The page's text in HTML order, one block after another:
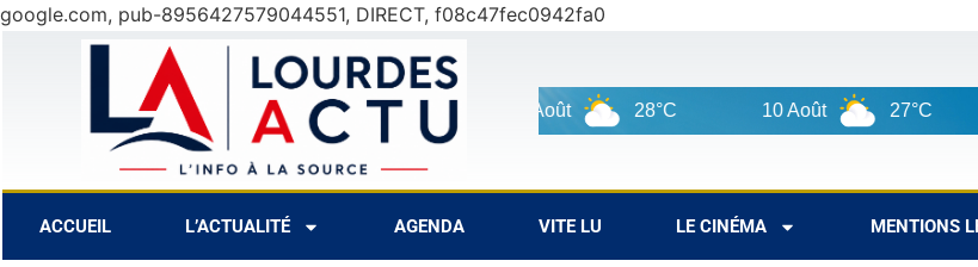
google.com, pub-8956427579044551, DIRECT, f08c47fec0942fa0
27°C 8 Août 30°C 9 Août 28°C 10 Août 27°C
ACCUEIL L’ACTUALITÉ AGENDA VITE LU LE CINÉMA MENTIONS